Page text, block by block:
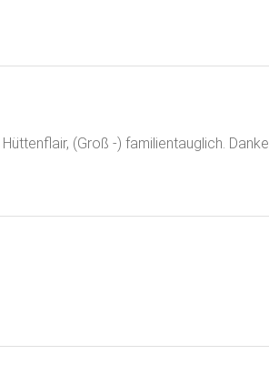
(Groß -) familientauglich. Danke